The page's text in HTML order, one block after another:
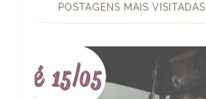
POSTAGENS MAIS VISITADAS